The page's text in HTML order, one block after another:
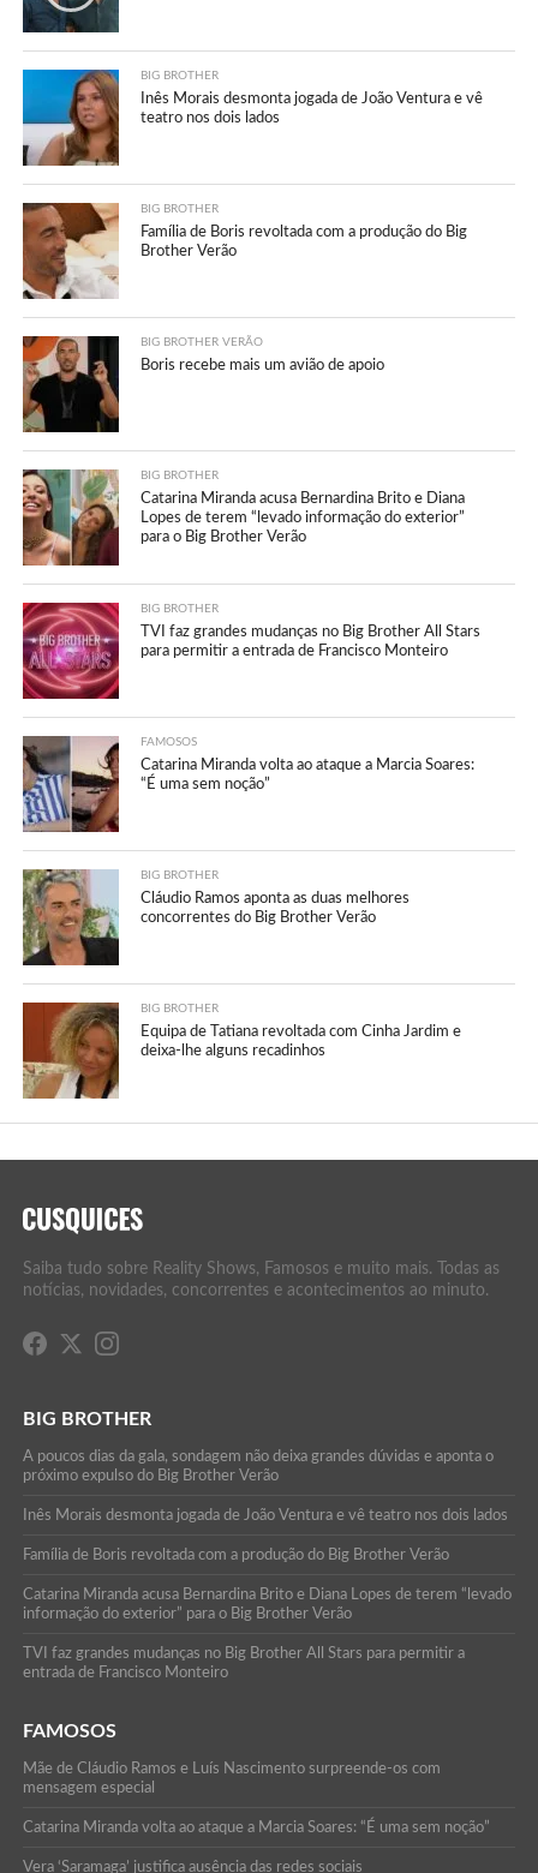
BIG BROTHER
Inês Morais desmonta jogada de João Ventura e vê
teatro nos dois lados
BIG BROTHER
Família de Boris revoltada com a produção do Big
Brother Verão
BIG BROTHER VERÃO
Boris recebe mais um avião de apoio
BIG BROTHER
Catarina Miranda acusa Bernardina Brito e Diana
Lopes de terem “levado informação do exterior”
para o Big Brother Verão
BIG BROTHER
TVI faz grandes mudanças no Big Brother All Stars
para permitir a entrada de Francisco Monteiro
FAMOSOS
Catarina Miranda volta ao ataque a Marcia Soares:
“É uma sem noção”
BIG BROTHER
Cláudio Ramos aponta as duas melhores
concorrentes do Big Brother Verão
BIG BROTHER
Equipa de Tatiana revoltada com Cinha Jardim e
deixa-lhe alguns recadinhos
Saiba tudo sobre Reality Shows, Famosos e muito mais. Todas as
notícias, novidades, concorrentes e acontecimentos ao minuto.
BIG BROTHER
A poucos dias da gala, sondagem não deixa grandes dúvidas e aponta o
próximo expulso do Big Brother Verão
Inês Morais desmonta jogada de João Ventura e vê teatro nos dois lados
Família de Boris revoltada com a produção do Big Brother Verão
Catarina Miranda acusa Bernardina Brito e Diana Lopes de terem “levado
informação do exterior” para o Big Brother Verão
TVI faz grandes mudanças no Big Brother All Stars para permitir a
entrada de Francisco Monteiro
FAMOSOS
Mãe de Cláudio Ramos e Luís Nascimento surpreende-os com
mensagem especial
Catarina Miranda volta ao ataque a Marcia Soares: “É uma sem noção”
Vera ‘Saramaga’ justifica ausência das redes sociais